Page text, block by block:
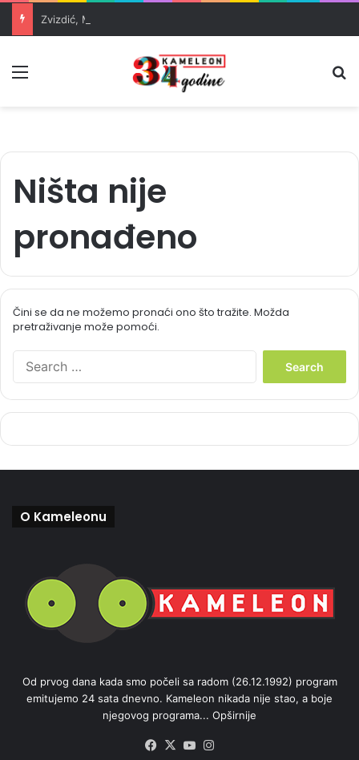
Ništa nije
pronađeno
Čini se da ne možemo pronaći ono što tražite. Možda
pretraživanje može pomoći.
h
O Kameleonu
Od prvog dana kada smo počeli sa radom (26.12.1992) program
emitujemo 24 sata dnevno. Kameleon nikada nije stao, a boje
njegovog programa... Opširnije
Facebook
X YouTube